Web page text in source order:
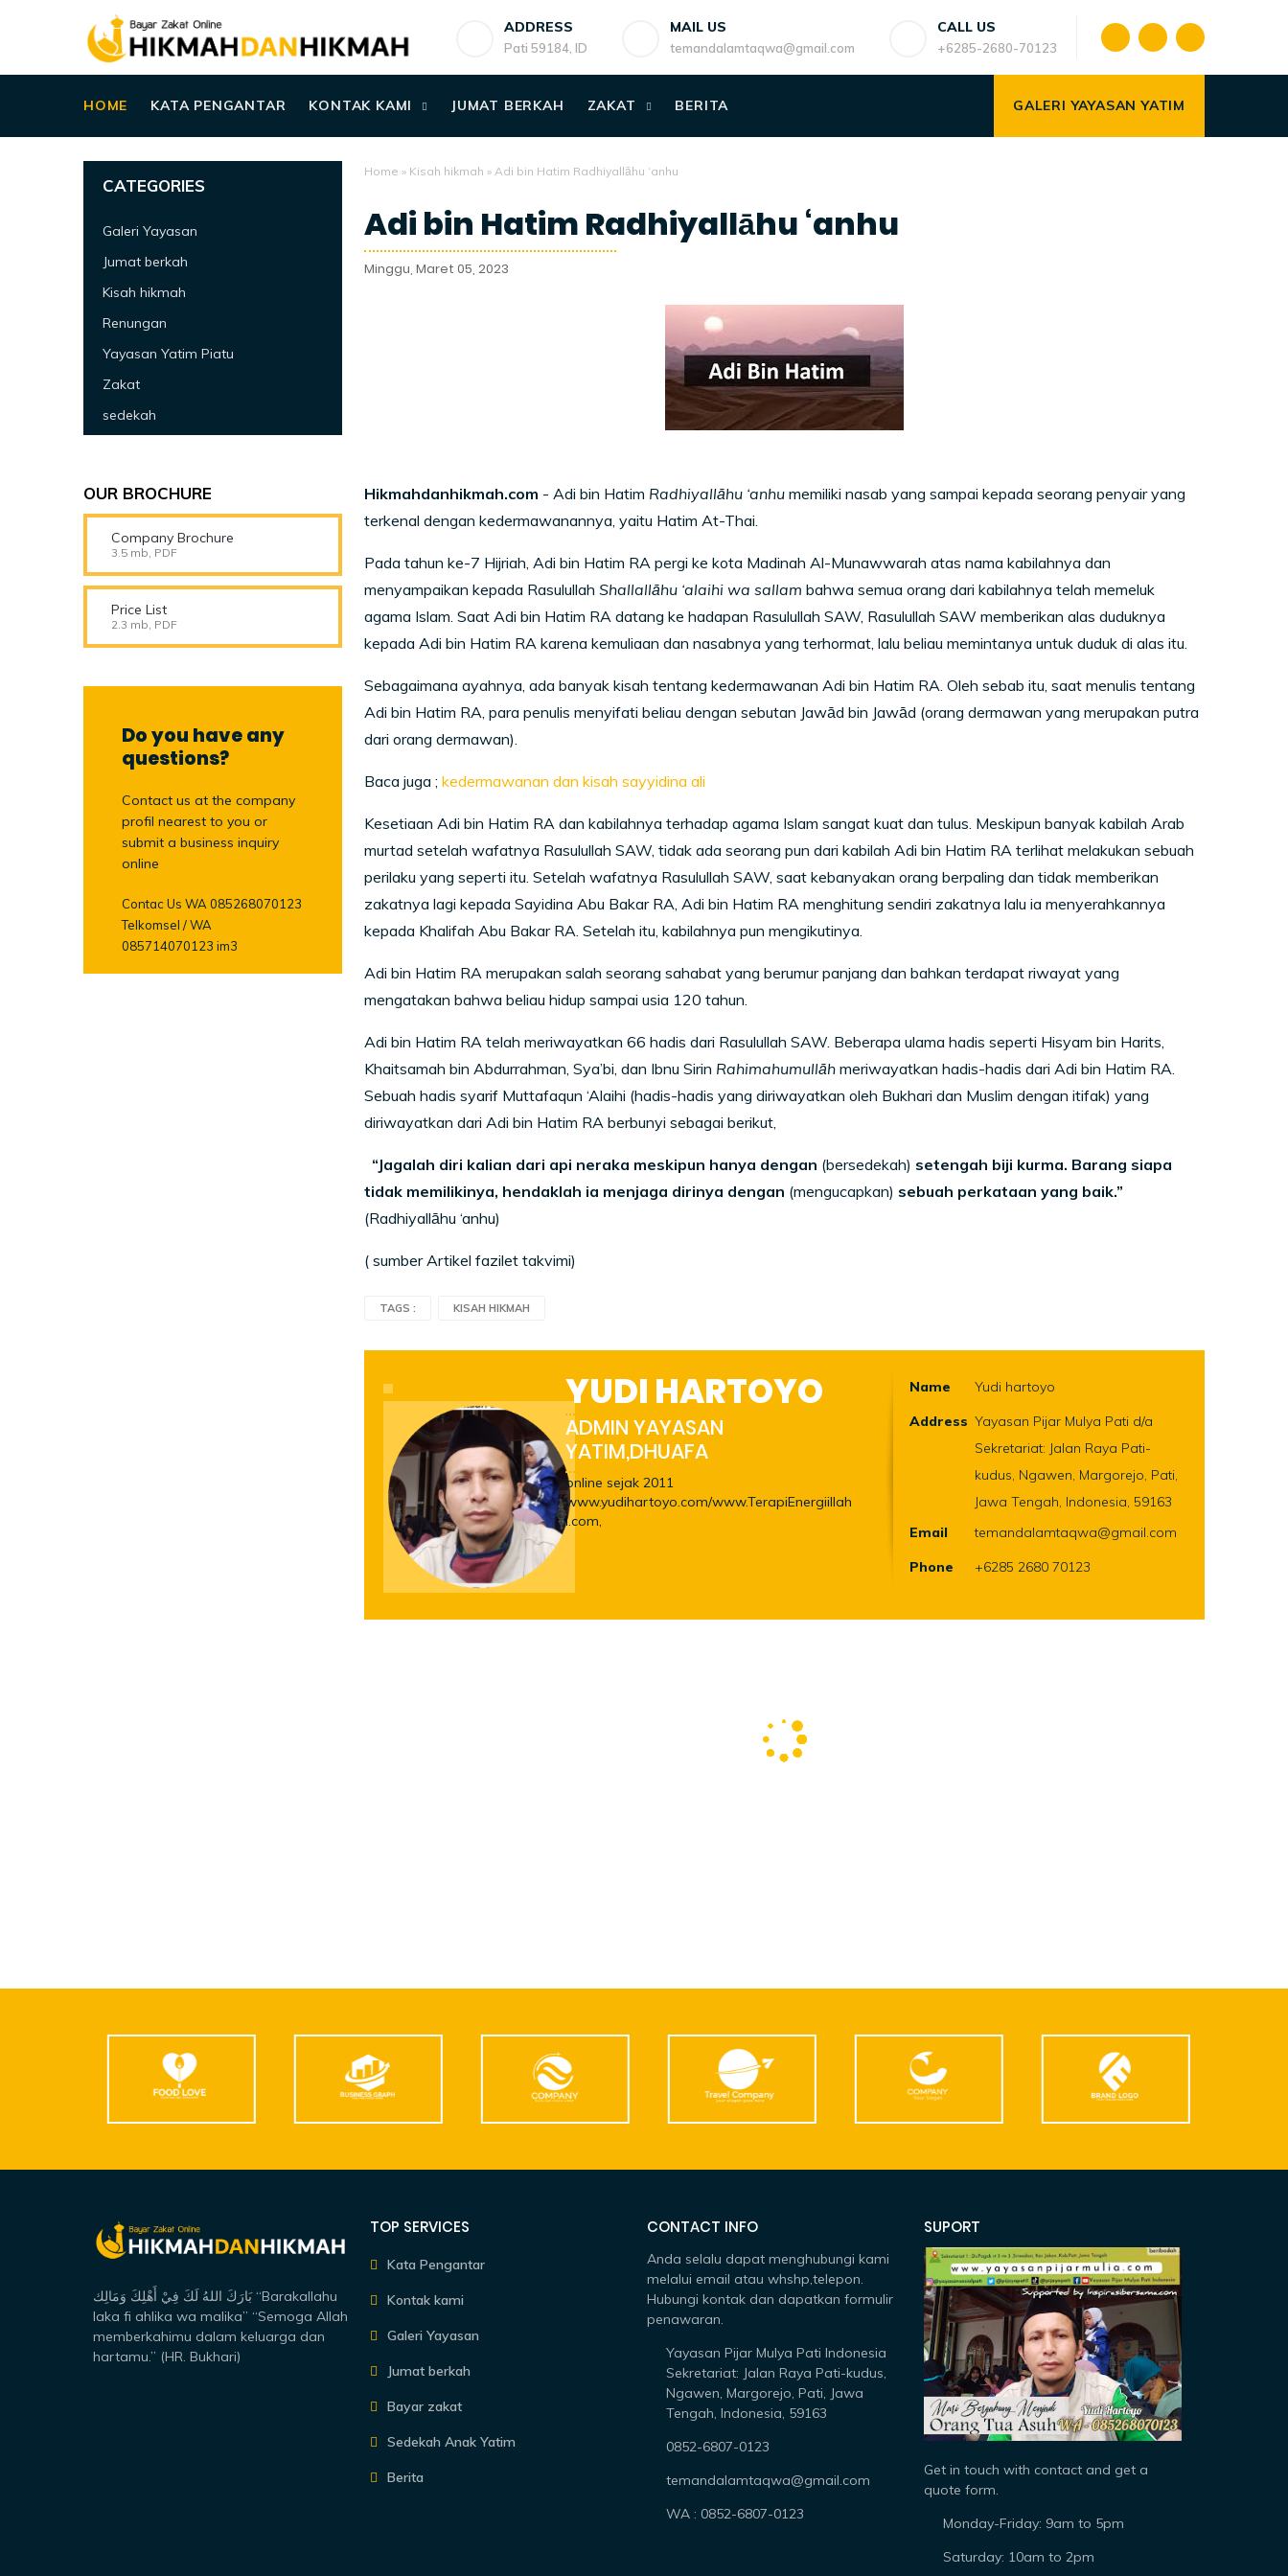
ADDRESS
Pati 59184, ID
MAIL US
temandalamtaqwa@gmail.com
CALL US
+6285-2680-70123
HOME KATA PENGANTAR KONTAK KAMI JUMAT BERKAH ZAKAT BERITA GALERI YAYASAN YATIM
Home » Kisah hikmah » Adi bin Hatim Radhiyallāhu ‘anhu
Adi bin Hatim Radhiyallāhu ‘anhu
Minggu, Maret 05, 2023
Hikmahdanhikmah.com - Adi bin Hatim Radhiyallāhu ‘anhumemiliki nasab yang sampai kepada seorang penyair yang
terkenal dengan kedermawanannya, yaitu Hatim At-Thai.
Pada tahun ke-7 Hijriah, Adi bin Hatim RA pergi ke kota Madinah Al-Munawwarah atas nama kabilahnya dan
menyampaikan kepada Rasulullah Shallallāhu ‘alaihi wa sallam bahwa semua orang dari kabilahnya telah memeluk
agama Islam. Saat Adi bin Hatim RA datang ke hadapan Rasulullah SAW, Rasulullah SAW memberikan alas duduknya
kepada Adi bin Hatim RA karena kemuliaan dan nasabnya yang terhormat, lalu beliau memintanya untuk duduk di alas itu.
Sebagaimana ayahnya, ada banyak kisah tentang kedermawanan Adi bin Hatim RA. Oleh sebab itu, saat menulis tentang
Adi bin Hatim RA, para penulis menyifati beliau dengan sebutan Jawād bin Jawād (orang dermawan yang merupakan putra
dari orang dermawan).
Baca juga ; kedermawanan dan kisah sayyidina ali
Kesetiaan Adi bin Hatim RA dan kabilahnya terhadap agama Islam sangat kuat dan tulus. Meskipun banyak kabilah Arab
murtad setelah wafatnya Rasulullah SAW, tidak ada seorang pun dari kabilah Adi bin Hatim RA terlihat melakukan sebuah
perilaku yang seperti itu. Setelah wafatnya Rasulullah SAW, saat kebanyakan orang berpaling dan tidak memberikan
zakatnya lagi kepada Sayidina Abu Bakar RA, Adi bin Hatim RA menghitung sendiri zakatnya lalu ia menyerahkannya
kepada Khalifah Abu Bakar RA. Setelah itu, kabilahnya pun mengikutinya.
Adi bin Hatim RA merupakan salah seorang sahabat yang berumur panjang dan bahkan terdapat riwayat yang
mengatakan bahwa beliau hidup sampai usia 120 tahun.
Adi bin Hatim RA telah meriwayatkan 66 hadis dari Rasulullah SAW. Beberapa ulama hadis seperti Hisyam bin Harits,
Khaitsamah bin Abdurrahman, Sya’bi, dan Ibnu Sirin Rahimahumullāhmeriwayatkan hadis-hadis dari Adi bin Hatim RA.
Sebuah hadis syarif Muttafaqun ‘Alaihi (hadis-hadis yang diriwayatkan oleh Bukhari dan Muslim dengan itifak) yang
diriwayatkan dari Adi bin Hatim RA berbunyi sebagai berikut,
“Jagalah diri kalian dari api neraka meskipun hanya dengan (bersedekah) setengah biji kurma. Barang siapa
tidak memilikinya, hendaklah ia menjaga dirinya dengan (mengucapkan) sebuah perkataan yang baik.”
(Radhiyallāhu ‘anhu)
( sumber Artikel fazilet takvimi)
TAGS : KISAH HIKMAH
YUDI HARTOYO
ADMIN YAYASAN
YATIM,DHUAFA
online sejak 2011
www.yudihartoyo.com/www.TerapiEnergiillah
i.com,
Name
Yudi hartoyo
Address Yayasan Pijar Mulya Pati d/a
Sekretariat: Jalan Raya Pati-
kudus, Ngawen, Margorejo, Pati,
Jawa Tengah, Indonesia, 59163
Email
temandalamtaqwa@gmail.com
Phone
+6285 2680 70123
CATEGORIES
Galeri Yayasan
Jumat berkah
Kisah hikmah
Renungan
Yayasan Yatim Piatu
Zakat
sedekah
OUR BROCHURE
Company Brochure
3.5 mb, PDF
Price List
2.3 mb, PDF
Do you have any
questions?
Contact us at the company
profil nearest to you or
submit a business inquiry
online
Contac Us WA 085268070123
Telkomsel / WA
085714070123 im3
بَارَكَ اللهُ لَكَ فِيْ أَهْلِكَ وَمَالِك “Barakallahu
laka fi ahlika wa malika” “Semoga Allah
memberkahimu dalam keluarga dan
hartamu.” (HR. Bukhari)
TOP SERVICES
Kata Pengantar
Kontak kami
Galeri Yayasan
Jumat berkah
Bayar zakat
Sedekah Anak Yatim
Berita
CONTACT INFO
Anda selalu dapat menghubungi kami
melalui email atau whshp,telepon.
Hubungi kontak dan dapatkan formulir
penawaran.
Yayasan Pijar Mulya Pati Indonesia
Sekretariat: Jalan Raya Pati-kudus,
Ngawen, Margorejo, Pati, Jawa
Tengah, Indonesia, 59163
0852-6807-0123
temandalamtaqwa@gmail.com
WA : 0852-6807-0123
SUPORT
Get in touch with contact and get a
quote form.
Monday-Friday: 9am to 5pm
Saturday: 10am to 2pm